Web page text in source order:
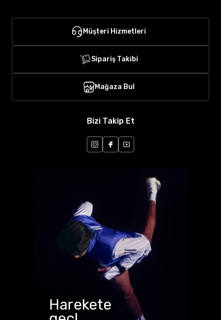
Müşteri Hizmetleri
Sipariş Takibi
Mağaza Bul
Bizi Takip Et
Harekete